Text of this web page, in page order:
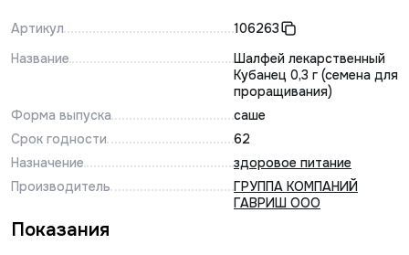
Артикул
106263
Название
Шалфей лекарственный
Кубанец 0,3 г (семена для
проращивания)
Форма выпуска
саше
Срок годности
62
Назначение
здоровое питание
Производитель
ГРУППА КОМПАНИЙ
ГАВРИШ ООО
Показания